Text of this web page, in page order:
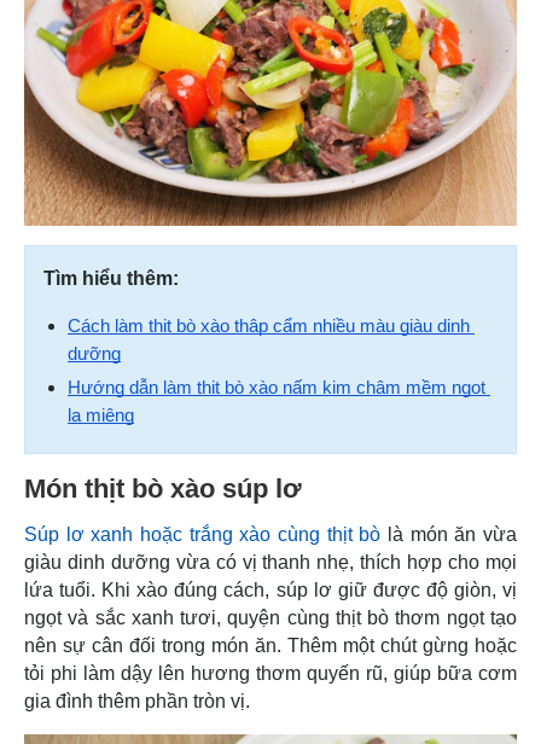
Tìm hiểu thêm:
Cách làm thịt bò xào thập cẩm nhiều màu giàu dinh
dưỡng
Hướng dẫn làm thịt bò xào nấm kim châm mềm ngọt
lạ miệng
Món thịt bò xào súp lơ
Súp lơ xanh hoặc trắng xào cùng thịt bò là món ăn vừa
giàu dinh dưỡng vừa có vị thanh nhẹ, thích hợp cho mọi
lứa tuổi. Khi xào đúng cách, súp lơ giữ được độ giòn, vị
ngọt và sắc xanh tươi, quyện cùng thịt bò thơm ngọt tạo
nên sự cân đối trong món ăn. Thêm một chút gừng hoặc
tỏi phi làm dậy lên hương thơm quyến rũ, giúp bữa cơm
gia đình thêm phần tròn vị.